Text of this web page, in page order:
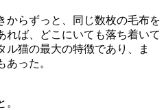
からずっと、同じ数枚の毛布を
れば、どこにいても落ち着いて
ル猫の最大の特徴であり、ま
った。